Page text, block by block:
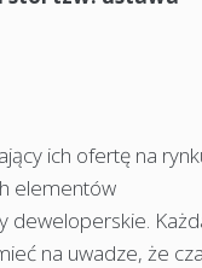
ich ofertę na
elementów
deweloperskie.
na uwadze, że